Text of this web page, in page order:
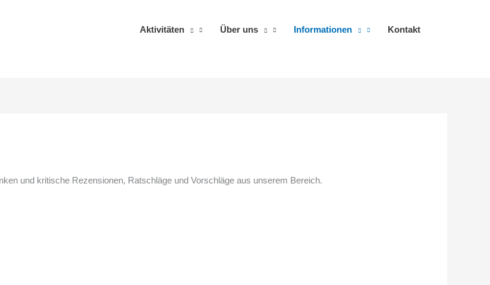
Aktivitäten Über uns Informationen Kontakt
und kritische Rezensionen, Ratschläge und Vorschläge aus unserem Bereich.